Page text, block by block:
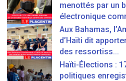
menottés par un
électronique
Aux Bahamas,
d’Haïti dit
des ressortiss...
Haïti-Élections :
politiques